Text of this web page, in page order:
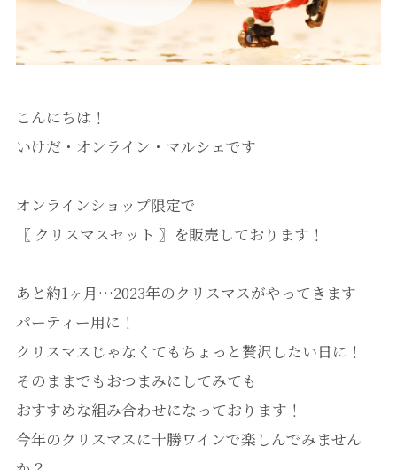
こんにちは！
いけだ・オンライン・マルシェです
オンラインショップ限定で
〖 クリスマスセット 〗を販売しております！
あと約1ヶ月…2023年のクリスマスがやってきます
パーティー用に！
クリスマスじゃなくてもちょっと贅沢したい日に！
そのままでもおつまみにしてみても
おすすめな組み合わせになっております！
今年のクリスマスに十勝ワインで楽しんでみません